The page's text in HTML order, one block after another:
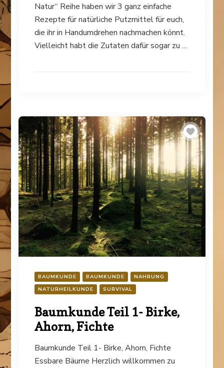
Natur“ Reihe haben wir 3 ganz einfache
Rezepte für natürliche Putzmittel für euch,
die ihr in Handumdrehen nachmachen könnt.
Vielleicht habt die Zutaten dafür sogar zu …
BAUMKUNDE BAUMKUNDE
NAHRUNG
NATURHEILKUNDE
SURVIVAL
Baumkunde Teil 1- Birke,
Ahorn, Fichte
Baumkunde Teil 1- Birke, Ahorn, Fichte
Essbare Bäume Herzlich willkommen zu